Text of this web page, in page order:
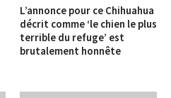
L’annonce pour ce Chihuahua
décrit comme ‘le chien le plus
terrible du refuge’ est
brutalement honnête